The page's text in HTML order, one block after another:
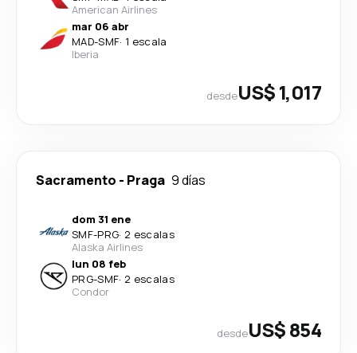
American Airlines
mar 06 abr
MAD-SMF· 1 escala
Iberia
desdeUS$ 1,017
Sacramento - Praga 9 días
dom 31 ene
SMF-PRG· 2 escalas
Alaska Airlines
lun 08 feb
PRG-SMF· 2 escalas
Condor
desdeUS$ 854